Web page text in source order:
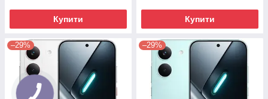
Купити Купити
–29% –29%